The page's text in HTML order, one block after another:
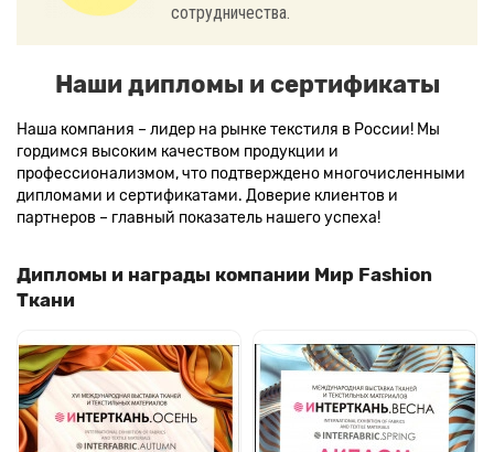
сотрудничества.
Наши дипломы и сертификаты
Наша компания – лидер на рынке текстиля в России! Мы
гордимся высоким качеством продукции и
профессионализмом, что подтверждено многочисленными
дипломами и сертификатами. Доверие клиентов и
партнеров – главный показатель нашего успеха!
Дипломы и награды компании Мир Fashion
Ткани